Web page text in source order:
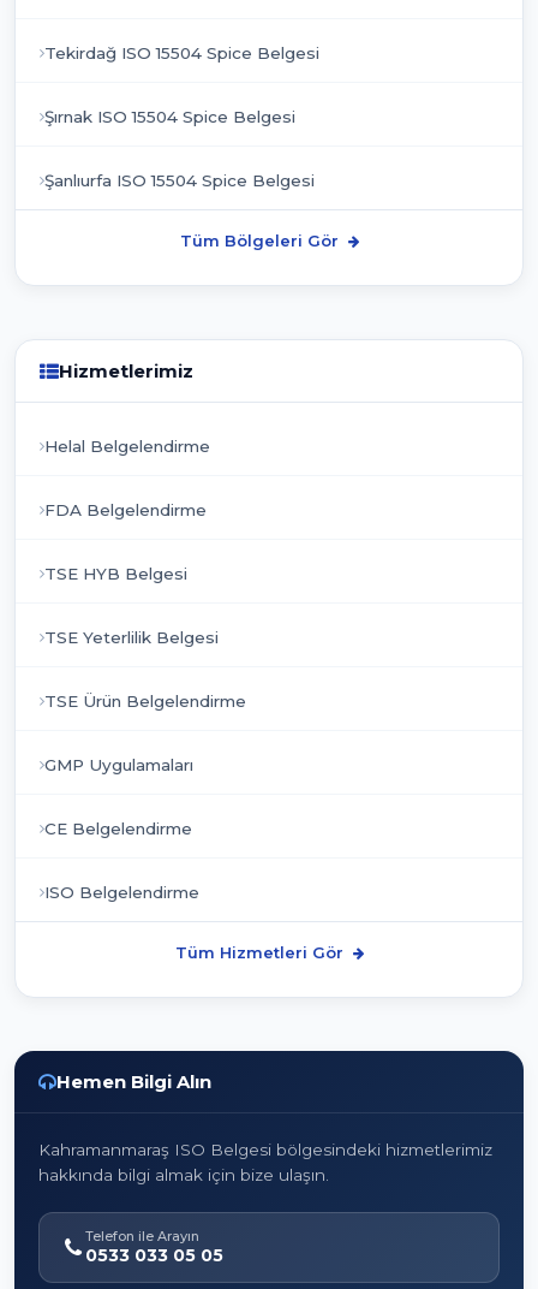
Tekirdağ ISO 15504 Spice Belgesi
Şırnak ISO 15504 Spice Belgesi
Şanlıurfa ISO 15504 Spice Belgesi
Tüm Bölgeleri Gör
Hizmetlerimiz
Helal Belgelendirme
FDA Belgelendirme
TSE HYB Belgesi
TSE Yeterlilik Belgesi
TSE Ürün Belgelendirme
GMP Uygulamaları
CE Belgelendirme
ISO Belgelendirme
Tüm Hizmetleri Gör
Hemen Bilgi Alın
Kahramanmaraş ISO Belgesi bölgesindeki hizmetlerimiz
hakkında bilgi almak için bize ulaşın.
Telefon ile Arayın
0533 033 05 05